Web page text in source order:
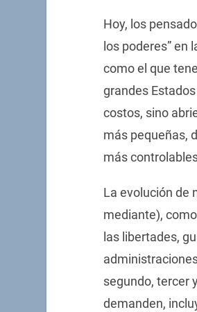
Hoy, los
los poderes” en
como el que
grandes
costos, sino
más pequeñas,
más
La evolución de
mediante),
las libertades,
segundo, tercer
demanden,